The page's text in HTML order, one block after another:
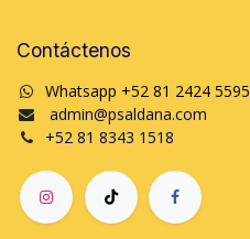
Contáctenos
Whatsapp +52 81 2424 5595
admin@psaldana.com
+52 81 8343 1518